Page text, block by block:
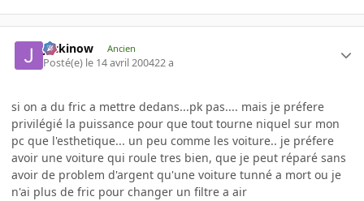
jackinow Ancien
Posté(e) le 14 avril 200422 a
si on a du fric a mettre dedans...pk pas.... mais je préfere
privilégié la puissance pour que tout tourne niquel sur mon
pc que l'esthetique... un peu comme les voiture.. je préfere
avoir une voiture qui roule tres bien, que je peut réparé sans
avoir de problem d'argent qu'une voiture tunné a mort ou je
n'ai plus de fric pour changer un filtre a air